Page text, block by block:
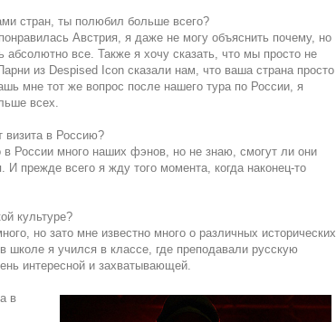
стран, ты полюбил больше всего?
Австрия, я даже не могу объяснить почему, но
все. Также я хочу сказать, что мы просто не
из Despised Icon сказали нам, что ваша страна просто
мне тот же вопрос после нашего тура по России, я
всех.
визита в Россию?
в России много наших фэнов, но не знаю, смогут ли они
прежде всего я жду того момента, когда наконец-то
культуре?
но зато мне известно много о различных исторических
школе я учился в классе, где преподавали русскую
интересной и захватывающей.
в